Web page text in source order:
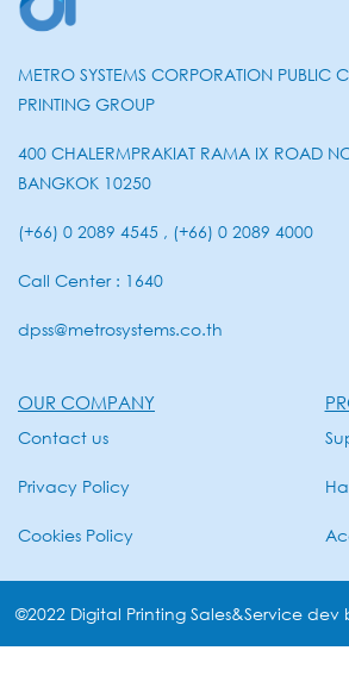
METRO SYSTEMS CORPORATION PUBLIC
PRINTING GROUP
400 CHALERMPRAKIAT RAMA IX ROAD
BANGKOK 10250
(+66) 0 2089 4545 , (+66) 0 2089 4000
Call Center : 1640
dpss@metrosystems.co.th
OUR COMPANY
Contact us
Privacy Policy
Cookies Policy
©2022 Digital Printing Sales&Service